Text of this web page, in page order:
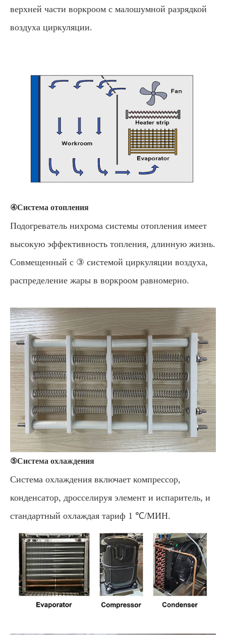
верхней части воркроом с малошумной разрядкой
воздуха циркуляции.
④Система отопления
Подогреватель нихрома системы отопления имеет
высокую эффективность топления, длинную жизнь.
Совмещенный с ③ системой циркуляции воздуха,
распределение жары в воркроом равномерно.
⑤Система охлаждения
Система охлаждения включает компрессор,
конденсатор, дросселируя элемент и испаритель, и
стандартный охлаждая тариф 1 ℃/МИН.